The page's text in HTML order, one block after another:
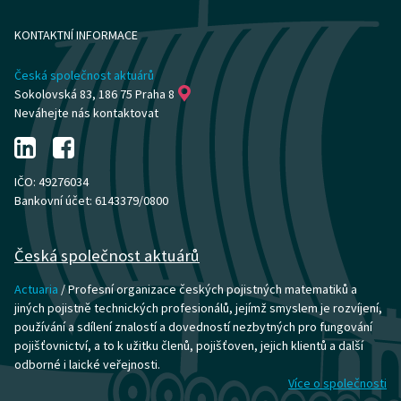
KONTAKTNÍ INFORMACE
Česká společnost aktuárů
Sokolovská 83, 186 75 Praha 8
Neváhejte nás kontaktovat
IČO: 49276034
Bankovní účet: 6143379/0800
Česká společnost aktuárů
Actuaria / Profesní organizace českých pojistných matematiků a
jiných pojistně technických profesionálů, jejímž smyslem je rozvíjení,
používání a sdílení znalostí a dovedností nezbytných pro fungování
pojišťovnictví, a to k užitku členů, pojišťoven, jejich klientů a další
odborné i laické veřejnosti.
Více o společnosti